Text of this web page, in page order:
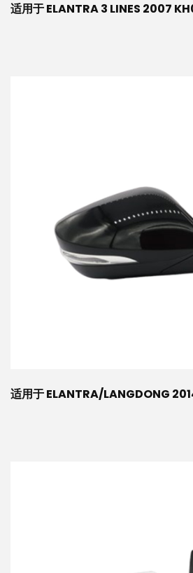
适用于 ELANTRA 3 LINES 2007
适用于 ELANTRA/LANGDONG